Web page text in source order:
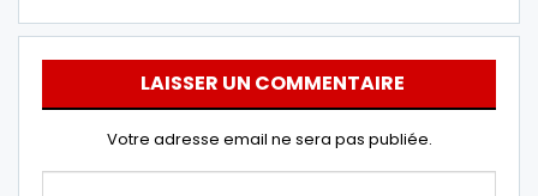
LAISSER UN COMMENTAIRE
Votre adresse email ne sera pas publiée.